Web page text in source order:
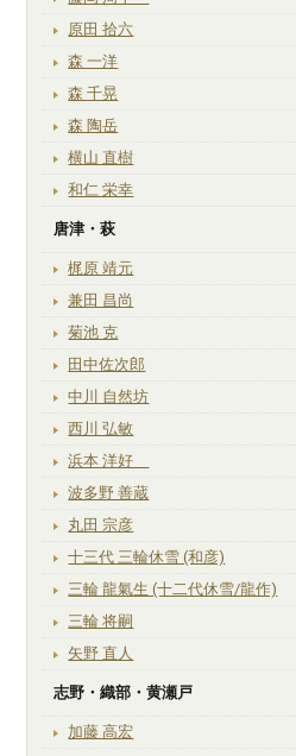
原田 拾六
森 一洋
森 千晃
森 陶岳
横山 直樹
和仁 栄幸
唐津・萩
梶原 靖元
兼田 昌尚
菊池 克
田中佐次郎
中川 自然坊
西川 弘敏
浜本 洋好
波多野 善蔵
丸田 宗彦
十三代 三輪休雪 (和彦)
三輪 龍氣生 (十二代休雪/龍作)
三輪 将嗣
矢野 直人
志野・織部・黄瀬戸
加藤 高宏